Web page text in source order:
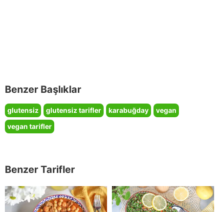
Benzer Başlıklar
glutensiz glutensiz tarifler karabuğday
vegan
vegan tarifler
Benzer Tarifler